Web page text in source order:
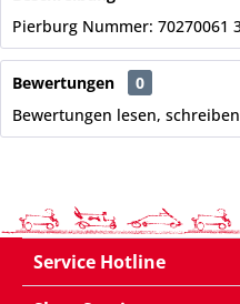
Pierburg Nummer: 70270061
Bewertungen
0
Bewertungen lesen,
Service Hotline